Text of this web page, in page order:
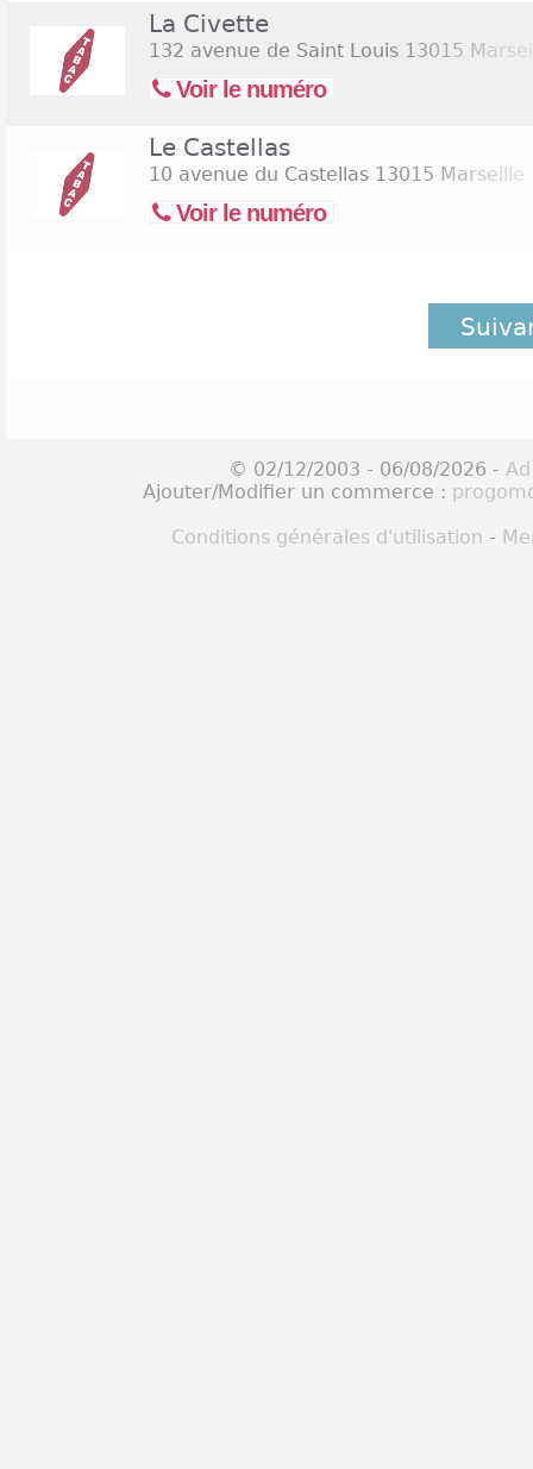
La Civette
132 avenue de Saint Louis 13015
Voir le numéro
Le Castellas
10 avenue du Castellas 13015 Marseille
Voir le numéro
© 02/12/2003 - 06/08/2026 -
Ajouter/Modifier un commerce :
Conditions générales d'utilisation -